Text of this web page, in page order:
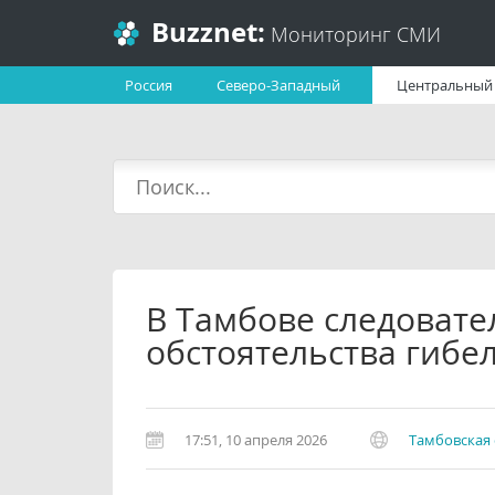
Buzznet: Мониторинг СМИ
Россия Северо-Западный Центральный
В Тамбове
обстоятельства
17:51, 10 апреля 2026 Тамбовская